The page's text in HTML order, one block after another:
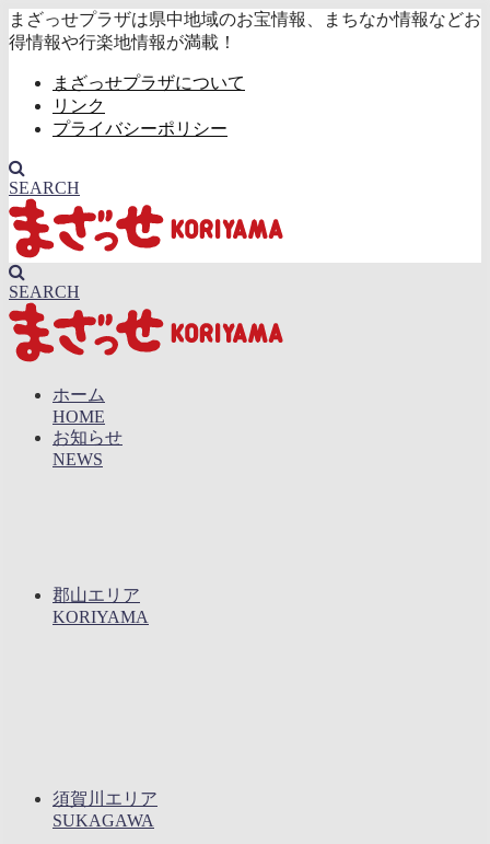
まざっせプラザは県中地域のお宝情報、まちなか情報などお
得情報や行楽地情報が満載！
まざっせプラザについて
リンク
プライバシーポリシー
SEARCH
SEARCH
ホーム
HOME
お知らせ
NEWS
郡山エリア
KORIYAMA
須賀川エリア
SUKAGAWA